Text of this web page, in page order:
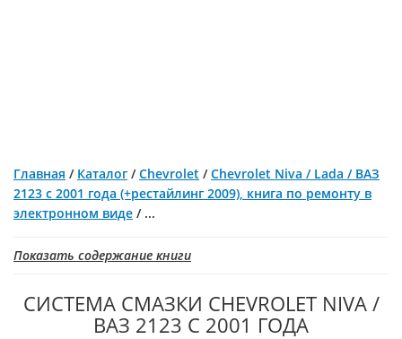
Главная / Каталог /Chevrolet /Chevrolet Niva / Lada / ВАЗ
2123 с 2001 года (+рестайлинг 2009), книга по ремонту в
электронном виде / ...
Показать содержание книги
СИСТЕМА СМАЗКИ CHEVROLET NIVA /
ВАЗ 2123 С 2001 ГОДА